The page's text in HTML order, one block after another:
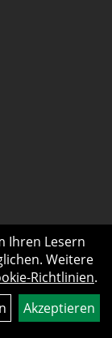
Ihren Lesern
Weitere
Richtlinien.
Akzeptieren